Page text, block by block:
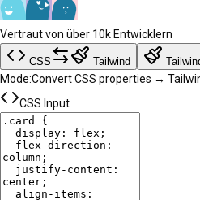
Vertraut von über 10k Entwicklern
CSS Tailwind
Mode:Convert CSS properties →
CSS Input